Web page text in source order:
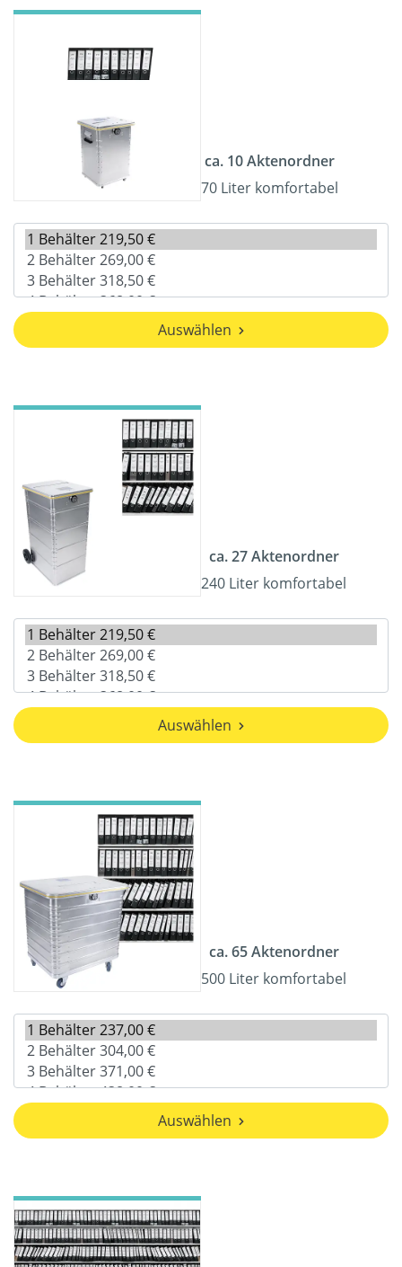
ca. 10 Aktenordner
70 Liter komfortabel
Auswählen
ca. 27 Aktenordner
240 Liter komfortabel
Auswählen
ca. 65 Aktenordner
500 Liter komfortabel
Auswählen